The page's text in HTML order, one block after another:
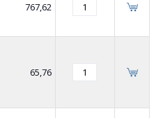
767,62
65,76